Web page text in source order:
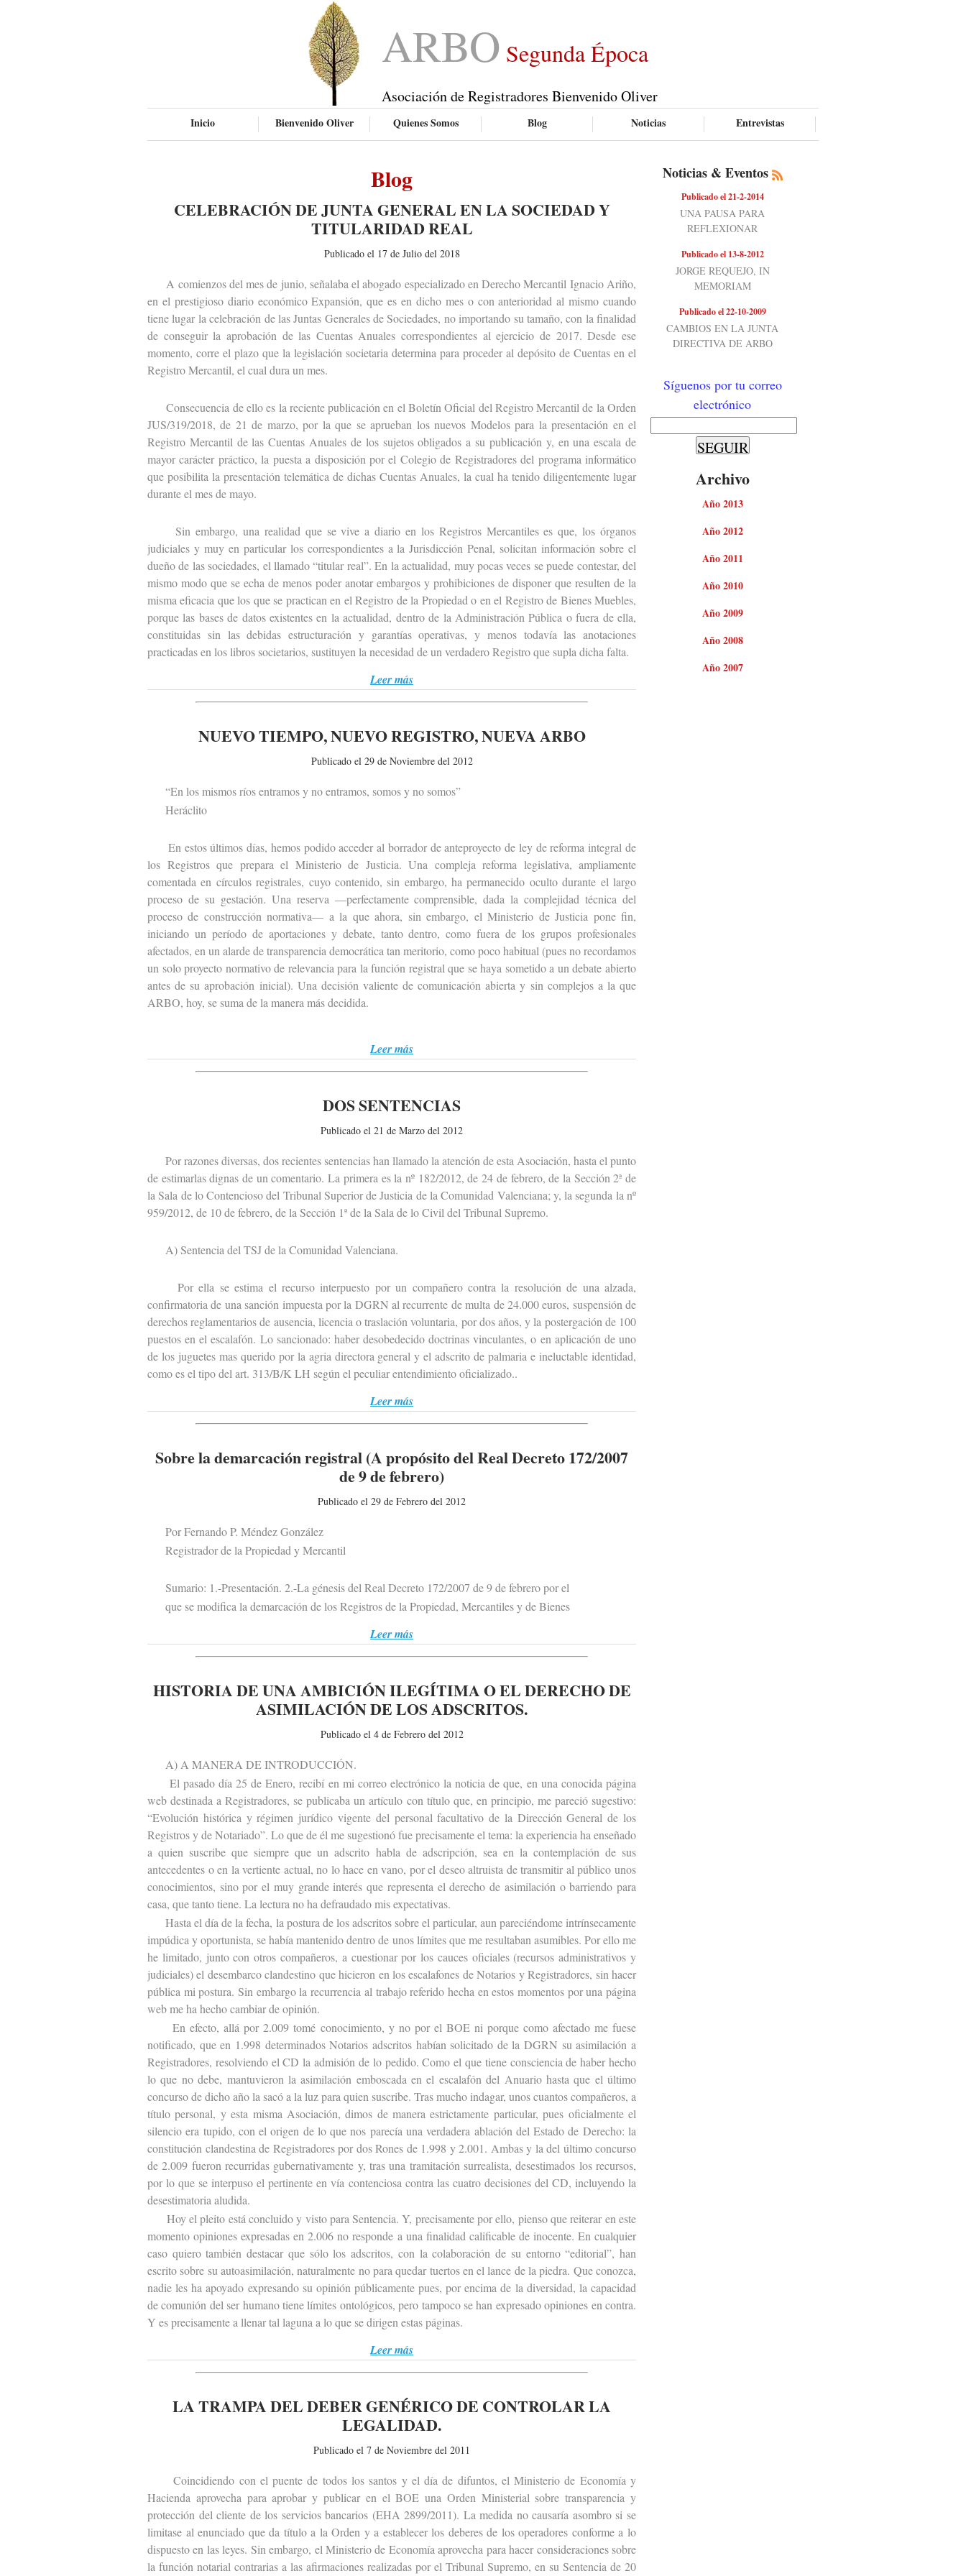
ARBO Segunda Época
Asociación de Registradores Bienvenido Oliver
Inicio Bienvenido Oliver Quienes Somos Blog Noticias Entrevistas
Blog
CELEBRACIÓN DE JUNTA GENERAL EN LA SOCIEDAD Y
TITULARIDAD REAL
Publicado el 17 de Julio del 2018
A comienzos del mes de junio, señalaba el abogado especializado en Derecho Mercantil Ignacio Ariño,
en el prestigioso diario económico Expansión, que es en dicho mes o con anterioridad al mismo cuando
tiene lugar la celebración de las Juntas Generales de Sociedades, no importando su tamaño, con la finalidad
de conseguir la aprobación de las Cuentas Anuales correspondientes al ejercicio de 2017. Desde ese
momento, corre el plazo que la legislación societaria determina para proceder al depósito de Cuentas en el
Registro Mercantil, el cual dura un mes.
Consecuencia de ello es la reciente publicación en el Boletín Oficial del Registro Mercantil de la Orden
JUS/319/2018, de 21 de marzo, por la que se aprueban los nuevos Modelos para la presentación en el
Registro Mercantil de las Cuentas Anuales de los sujetos obligados a su publicación y, en una escala de
mayor carácter práctico, la puesta a disposición por el Colegio de Registradores del programa informático
que posibilita la presentación telemática de dichas Cuentas Anuales, la cual ha tenido diligentemente lugar
durante el mes de mayo.
Sin embargo, una realidad que se vive a diario en los Registros Mercantiles es que, los órganos
judiciales y muy en particular los correspondientes a la Jurisdicción Penal, solicitan información sobre el
dueño de las sociedades, el llamado “titular real”. En la actualidad, muy pocas veces se puede contestar, del
mismo modo que se echa de menos poder anotar embargos y prohibiciones de disponer que resulten de la
misma eficacia que los que se practican en el Registro de la Propiedad o en el Registro de Bienes Muebles,
porque las bases de datos existentes en la actualidad, dentro de la Administración Pública o fuera de ella,
constituidas sin las debidas estructuración y garantías operativas, y menos todavía las anotaciones
practicadas en los libros societarios, sustituyen la necesidad de un verdadero Registro que supla dicha falta.
Leer más
NUEVO TIEMPO, NUEVO REGISTRO, NUEVA ARBO
Publicado el 29 de Noviembre del 2012
“En los mismos ríos entramos y no entramos, somos y no somos”
Heráclito
En estos últimos días, hemos podido acceder al borrador de anteproyecto de ley de reforma integral de
los Registros que prepara el Ministerio de Justicia. Una compleja reforma legislativa, ampliamente
comentada en círculos registrales, cuyo contenido, sin embargo, ha permanecido oculto durante el largo
proceso de su gestación. Una reserva —perfectamente comprensible, dada la complejidad técnica del
proceso de construcción normativa— a la que ahora, sin embargo, el Ministerio de Justicia pone fin,
iniciando un período de aportaciones y debate, tanto dentro, como fuera de los grupos profesionales
afectados, en un alarde de transparencia democrática tan meritorio, como poco habitual (pues no recordamos
un solo proyecto normativo de relevancia para la función registral que se haya sometido a un debate abierto
antes de su aprobación inicial). Una decisión valiente de comunicación abierta y sin complejos a la que
ARBO, hoy, se suma de la manera más decidida.
Leer más
DOS SENTENCIAS
Publicado el 21 de Marzo del 2012
Por razones diversas, dos recientes sentencias han llamado la atención de esta Asociación, hasta el punto
de estimarlas dignas de un comentario. La primera es la nº 182/2012, de 24 de febrero, de la Sección 2ª de
la Sala de lo Contencioso del Tribunal Superior de Justicia de la Comunidad Valenciana; y, la segunda la nº
959/2012, de 10 de febrero, de la Sección 1ª de la Sala de lo Civil del Tribunal Supremo.
A) Sentencia del TSJ de la Comunidad Valenciana.
Por ella se estima el recurso interpuesto por un compañero contra la resolución de una alzada,
confirmatoria de una sanción impuesta por la DGRN al recurrente de multa de 24.000 euros, suspensión de
derechos reglamentarios de ausencia, licencia o traslación voluntaria, por dos años, y la postergación de 100
puestos en el escalafón. Lo sancionado: haber desobedecido doctrinas vinculantes, o en aplicación de uno
de los juguetes mas querido por la agria directora general y el adscrito de palmaria e ineluctable identidad,
como es el tipo del art. 313/B/K LH según el peculiar entendimiento oficializado..
Leer más
Sobre la demarcación registral (A propósito del Real Decreto 172/2007
de 9 de febrero)
Publicado el 29 de Febrero del 2012
Por Fernando P. Méndez González
Registrador de la Propiedad y Mercantil
Sumario: 1.-Presentación. 2.-La génesis del Real Decreto 172/2007 de 9 de febrero por el
que se modifica la demarcación de los Registros de la Propiedad, Mercantiles y de Bienes
Leer más
HISTORIA DE UNA AMBICIÓN ILEGÍTIMA O EL DERECHO DE
ASIMILACIÓN DE LOS ADSCRITOS.
Publicado el 4 de Febrero del 2012
A) A MANERA DE INTRODUCCIÓN.
El pasado día 25 de Enero, recibí en mi correo electrónico la noticia de que, en una conocida página
web destinada a Registradores, se publicaba un artículo con título que, en principio, me pareció sugestivo:
“Evolución histórica y régimen jurídico vigente del personal facultativo de la Dirección General de los
Registros y de Notariado”. Lo que de él me sugestionó fue precisamente el tema: la experiencia ha enseñado
a quien suscribe que siempre que un adscrito habla de adscripción, sea en la contemplación de sus
antecedentes o en la vertiente actual, no lo hace en vano, por el deseo altruista de transmitir al público unos
conocimientos, sino por el muy grande interés que representa el derecho de asimilación o barriendo para
casa, que tanto tiene. La lectura no ha defraudado mis expectativas.
Hasta el día de la fecha, la postura de los adscritos sobre el particular, aun pareciéndome intrínsecamente
impúdica y oportunista, se había mantenido dentro de unos límites que me resultaban asumibles. Por ello me
he limitado, junto con otros compañeros, a cuestionar por los cauces oficiales (recursos administrativos y
judiciales) el desembarco clandestino que hicieron en los escalafones de Notarios y Registradores, sin hacer
pública mi postura. Sin embargo la recurrencia al trabajo referido hecha en estos momentos por una página
web me ha hecho cambiar de opinión.
En efecto, allá por 2.009 tomé conocimiento, y no por el BOE ni porque como afectado me fuese
notificado, que en 1.998 determinados Notarios adscritos habían solicitado de la DGRN su asimilación a
Registradores, resolviendo el CD la admisión de lo pedido. Como el que tiene consciencia de haber hecho
lo que no debe, mantuvieron la asimilación emboscada en el escalafón del Anuario hasta que el último
concurso de dicho año la sacó a la luz para quien suscribe. Tras mucho indagar, unos cuantos compañeros, a
título personal, y esta misma Asociación, dimos de manera estrictamente particular, pues oficialmente el
silencio era tupido, con el origen de lo que nos parecía una verdadera ablación del Estado de Derecho: la
constitución clandestina de Registradores por dos Rones de 1.998 y 2.001. Ambas y la del último concurso
de 2.009 fueron recurridas gubernativamente y, tras una tramitación surrealista, desestimados los recursos,
por lo que se interpuso el pertinente en vía contenciosa contra las cuatro decisiones del CD, incluyendo la
desestimatoria aludida.
Hoy el pleito está concluido y visto para Sentencia. Y, precisamente por ello, pienso que reiterar en este
momento opiniones expresadas en 2.006 no responde a una finalidad calificable de inocente. En cualquier
caso quiero también destacar que sólo los adscritos, con la colaboración de su entorno “editorial”, han
escrito sobre su autoasimilación, naturalmente no para quedar tuertos en el lance de la piedra. Que conozca,
nadie les ha apoyado expresando su opinión públicamente pues, por encima de la diversidad, la capacidad
de comunión del ser humano tiene límites ontológicos, pero tampoco se han expresado opiniones en contra.
Y es precisamente a llenar tal laguna a lo que se dirigen estas páginas.
Leer más
LA TRAMPA DEL DEBER GENÉRICO DE CONTROLAR LA
LEGALIDAD.
Publicado el 7 de Noviembre del 2011
Coincidiendo con el puente de todos los santos y el día de difuntos, el Ministerio de Economía y
Hacienda aprovecha para aprobar y publicar en el BOE una Orden Ministerial sobre transparencia y
protección del cliente de los servicios bancarios (EHA 2899/2011). La medida no causaría asombro si se
limitase al enunciado que da título a la Orden y a establecer los deberes de los operadores conforme a lo
dispuesto en las leyes. Sin embargo, el Ministerio de Economía aprovecha para hacer consideraciones sobre
la función notarial contrarias a las afirmaciones realizadas por el Tribunal Supremo, en su Sentencia de 20
Noticias & Eventos
Publicado el 21-2-2014
UNA PAUSA PARA
REFLEXIONAR
Publicado el 13-8-2012
JORGE REQUEJO, IN
MEMORIAM
Publicado el 22-10-2009
CAMBIOS EN LA JUNTA
DIRECTIVA DE ARBO
Síguenos por tu correo
electrónico
Archivo
Año 2013
Año 2012
Año 2011
Año 2010
Año 2009
Año 2008
Año 2007